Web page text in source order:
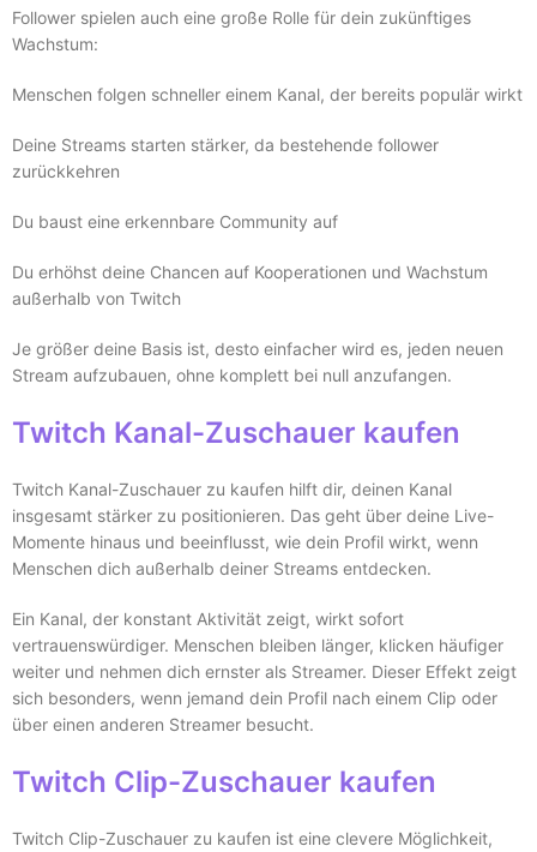
Follower spielen auch eine große Rolle für dein zukünftiges
Wachstum:
Menschen folgen schneller einem Kanal, der bereits populär wirkt
Deine Streams starten stärker, da bestehende follower
zurückkehren
Du baust eine erkennbare Community auf
Du erhöhst deine Chancen auf Kooperationen und Wachstum
außerhalb von Twitch
Je größer deine Basis ist, desto einfacher wird es, jeden neuen
Stream aufzubauen, ohne komplett bei null anzufangen.
Twitch Kanal-Zuschauer kaufen
Twitch Kanal-Zuschauer zu kaufen hilft dir, deinen Kanal
insgesamt stärker zu positionieren. Das geht über deine Live-
Momente hinaus und beeinflusst, wie dein Profil wirkt, wenn
Menschen dich außerhalb deiner Streams entdecken.
Ein Kanal, der konstant Aktivität zeigt, wirkt sofort
vertrauenswürdiger. Menschen bleiben länger, klicken häufiger
weiter und nehmen dich ernster als Streamer. Dieser Effekt zeigt
sich besonders, wenn jemand dein Profil nach einem Clip oder
über einen anderen Streamer besucht.
Twitch Clip-Zuschauer kaufen
Twitch Clip-Zuschauer zu kaufen ist eine clevere Möglichkeit,